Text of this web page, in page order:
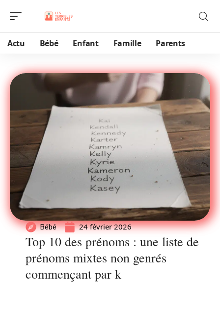
Actu Bébé Enfant Famille Parents
Bébé 24 février 2026
Top 10 des prénoms : une liste de
prénoms mixtes non genrés
commençant par k